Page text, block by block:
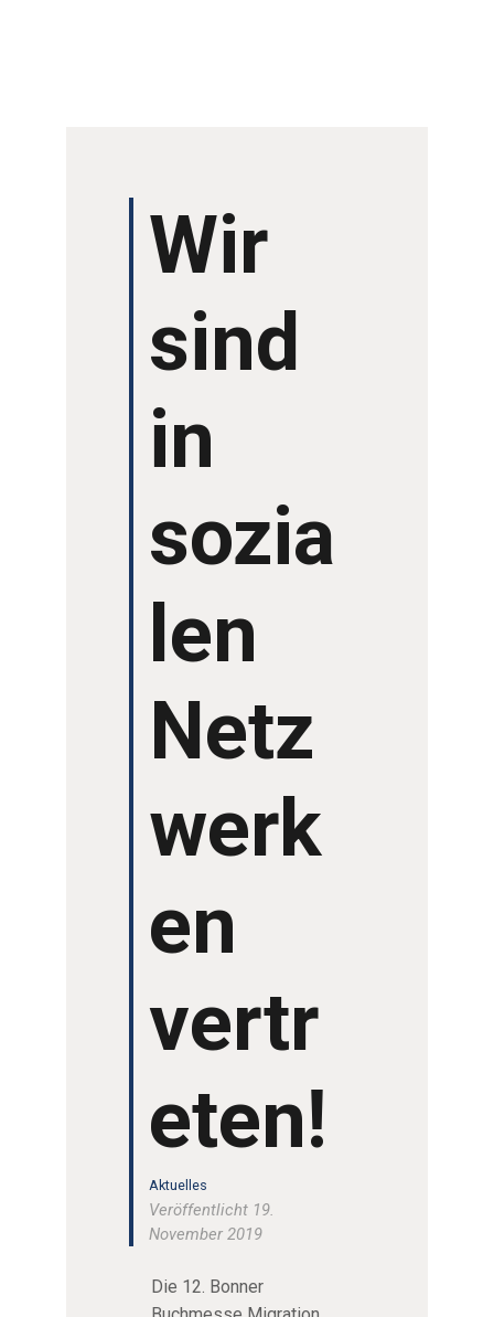
AUSSTELLER
ARCHIV
VERANSTALTUNGE
GRUSSWORTE
Wir
sind
in
sozia
len
Netz
werk
en
vertr
eten!
Aktuelles
Veröffentlicht 19.
November 2019
Die 12. Bonner